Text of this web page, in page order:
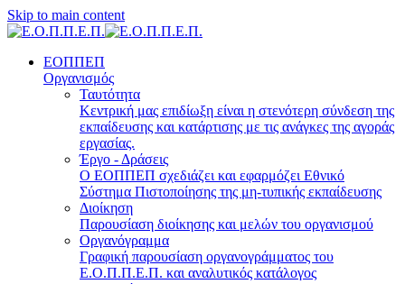
Skip to main content
ΕΟΠΠΕΠ
Οργανισμός
Ταυτότητα
Κεντρική μας επιδίωξη είναι η στενότερη σύνδεση της
εκπαίδευσης και κατάρτισης με τις ανάγκες της αγοράς
εργασίας.
Έργο - Δράσεις
Ο ΕΟΠΠΕΠ σχεδιάζει και εφαρμόζει Eθνικό
Σύστημα Πιστοποίησης της μη-τυπικής εκπαίδευσης
Διοίκηση
Παρουσίαση διοίκησης και μελών του οργανισμού
Οργανόγραμμα
Γραφική παρουσίαση οργανογράμματος του
Ε.Ο.Π.Π.Ε.Π. και αναλυτικός κατάλογος